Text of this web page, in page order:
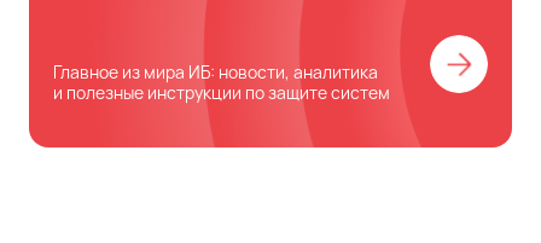
Главное из мира ИБ: новости, аналитика
и полезные инструкции по защите систем